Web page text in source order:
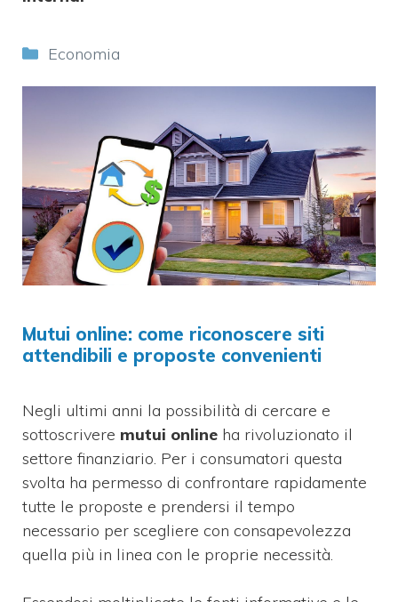
Categorie
Economia
Mutui online: come riconoscere siti
attendibili e proposte convenienti
Negli ultimi anni la possibilità di cercare e
sottoscrivere mutui online ha rivoluzionato il
settore finanziario. Per i consumatori questa
svolta ha permesso di confrontare rapidamente
tutte le proposte e prendersi il tempo
necessario per scegliere con consapevolezza
quella più in linea con le proprie necessità.